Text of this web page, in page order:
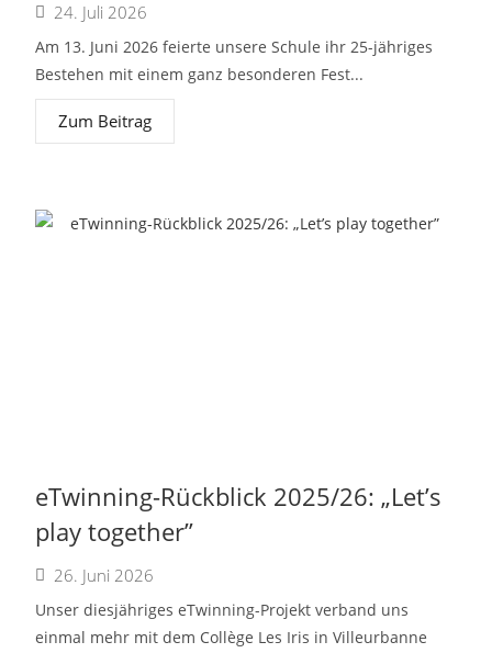
24. Juli 2026
Am 13. Juni 2026 feierte unsere Schule ihr 25-jähriges
Bestehen mit einem ganz besonderen Fest...
Zum Beitrag
eTwinning-Rückblick 2025/26: „Let’s
play together”
26. Juni 2026
Unser diesjähriges eTwinning-Projekt verband uns
einmal mehr mit dem Collège Les Iris in Villeurbanne